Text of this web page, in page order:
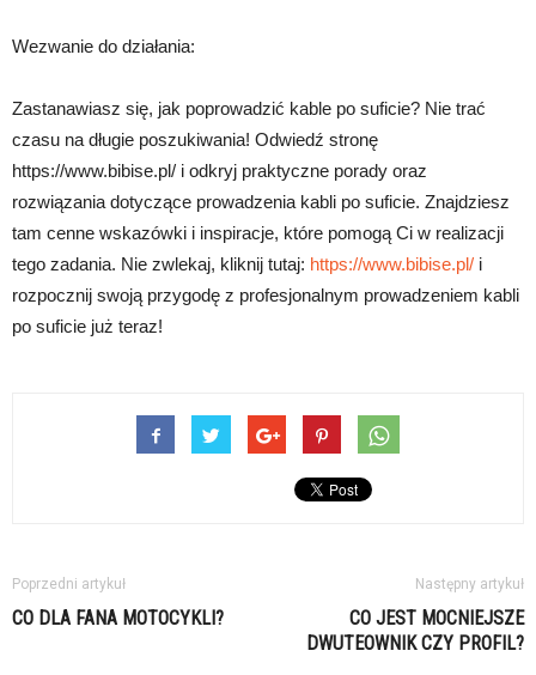
Wezwanie do działania:
Zastanawiasz się, jak poprowadzić kable po suficie? Nie trać
czasu na długie poszukiwania! Odwiedź stronę
https://www.bibise.pl/ i odkryj praktyczne porady oraz
rozwiązania dotyczące prowadzenia kabli po suficie. Znajdziesz
tam cenne wskazówki i inspiracje, które pomogą Ci w realizacji
tego zadania. Nie zwlekaj, kliknij tutaj: https://www.bibise.pl/ i
rozpocznij swoją przygodę z profesjonalnym prowadzeniem kabli
po suficie już teraz!
Poprzedni artykuł
CO DLA FANA MOTOCYKLI?
Następny artykuł
CO JEST MOCNIEJSZE
DWUTEOWNIK CZY PROFIL?